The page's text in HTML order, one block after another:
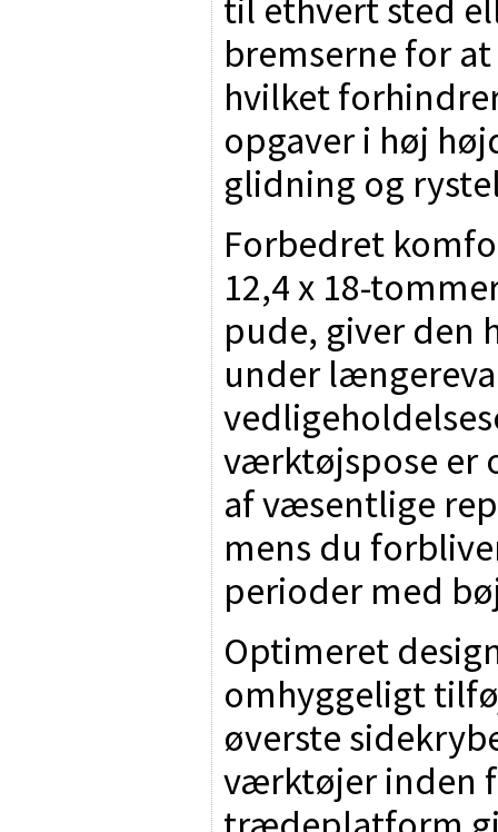
bremserne for
hvilket
opgaver i høj
glidning og
Forbedret
12,4 x 18-
pude, giver den
under
værktøjspose er
af væsentlige
mens du
perioder med
Optimeret
omhyggeligt
øverste
værktøjer inden